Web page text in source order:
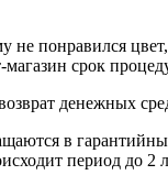
не понравился
срок
денежных
в
период до 2